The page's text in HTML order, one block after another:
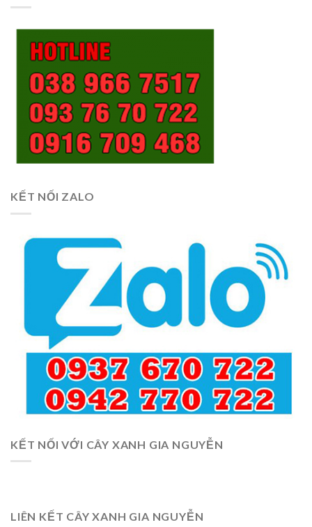
KẾT NỐI ZALO
KẾT NỐI VỚI CÂY XANH GIA NGUYỄN
LIÊN KẾT CÂY XANH GIA NGUYỄN